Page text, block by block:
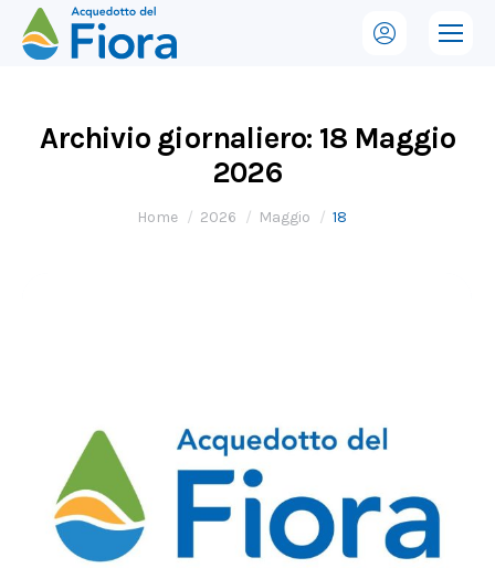
Archivio giornaliero: 18 Maggio
2026
Tu sei qui:
Home 2026 Maggio 18